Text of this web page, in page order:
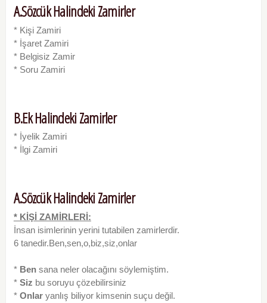
A.Sözcük Halindeki Zamirler
* Kişi Zamiri
* İşaret Zamiri
* Belgisiz Zamir
* Soru Zamiri
B.Ek Halindeki Zamirler
* İyelik Zamiri
* İlgi Zamiri
A.Sözcük Halindeki Zamirler
* KİŞİ ZAMİRLERİ:
İnsan isimlerinin yerini tutabilen zamirlerdir.
6 tanedir.Ben,sen,o,biz,siz,onlar
*Bensana neler olacağını söylemiştim.
*Siz bu soruyu çözebilirsiniz
*Onlaryanlış biliyor kimsenin suçu değil.